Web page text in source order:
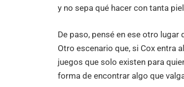
y no sepa qué hacer con tanta
De paso, pensé en ese otro lugar
Otro escenario que, si Cox entra
juegos que solo existen para
forma de encontrar algo que